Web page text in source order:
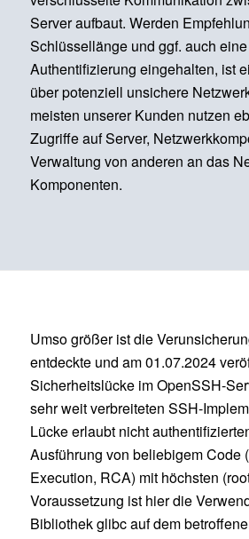
Server aufbaut. Werden
Schlüssellänge und ggf. auch
Authentifizierung eingehalten, ist
über potenziell unsichere
meisten unserer Kunden nutzen
Zugriffe auf Server,
Verwaltung von anderen an das
Komponenten.
Umso größer ist die
entdeckte und am 01.07.2024
Sicherheitslücke im OpenSSH-
sehr weit verbreiteten SSH-
Lücke erlaubt nicht
Ausführung von beliebigem Code
Execution, RCA) mit höchsten
Voraussetzung ist hier die
Bibliothek glibc auf dem